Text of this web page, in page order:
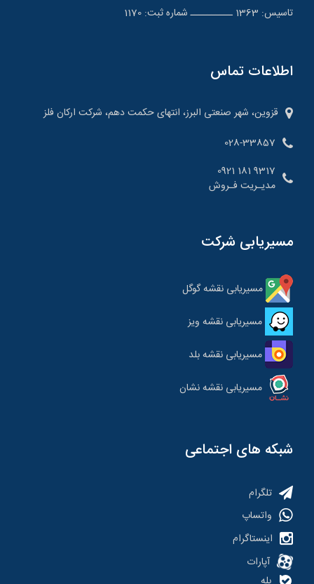
تاسیس: 1363 ــــــــــ شماره ثبت: 1170
اطلاعات تماس
قزوین، شهر صنعتی البرز، انتهای حکمت دهم، شرکت ارکان فلز
028-33857
9317 181 0921
مدیـریت فـروش
مسیریابی شرکت
مسیریابی نقشه گوگل
مسیریابی نقشه ویز
مسیریابی نقشه بلد
مسیریابی نقشه نشان
شبکه های اجتماعی
تلگرام
واتساپ
اینستاگرام
آپارات